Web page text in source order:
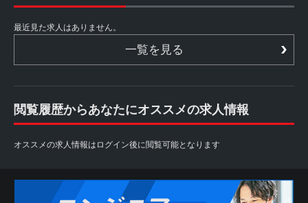
最近見た求人はありません。
一覧を見る
閲覧履歴からあなたにオススメの求人情報
オススメの求人情報はログイン後に閲覧可能となります